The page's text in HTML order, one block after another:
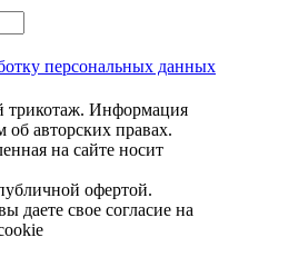
персональных данных
трикотаж. Информация
об авторских правах.
на сайте носит
офертой.
даете свое согласие на